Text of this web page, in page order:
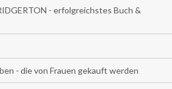
- erfolgreichstes Buch &
- die von Frauen gekauft werden